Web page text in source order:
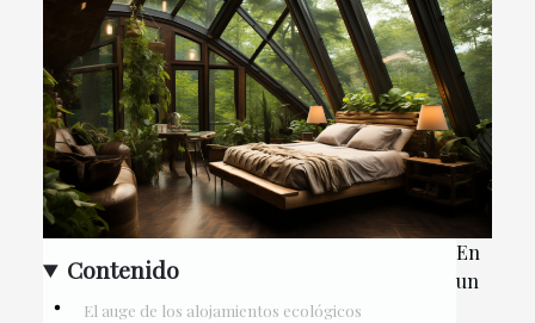
Contenido
El auge de los alojamientos ecológicos
En
un